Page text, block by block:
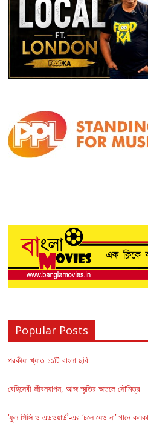
Popular Posts
পরকীয়া খ্যাত ১১টি বাংলা ছবি
বেহিসেবী জীবনযাপন, আজ স্মৃতির অতলে সৌমিত্র
‘ফুল পিসি ও এডওয়ার্ড’-এর ‘চলে যেও না’ গানে